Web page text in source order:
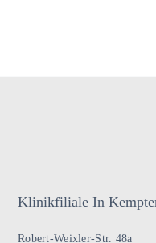
Klinikfiliale In
Robert-Weixler-Str. 48a